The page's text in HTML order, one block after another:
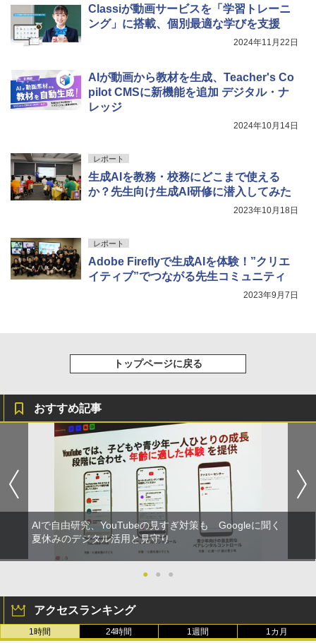
￥849
￥4,722
Classiが動画サービスを「学習トレーニ
ング」に搭載、個別最適な学びを支援
2024年11月22日
AIが動画から教材を生成、Teacher's Co
pilot CMSに新機能を追加 デジタル・ナ
レッジ
2024年10月14日
レポート
生成AIを教務・校務にどこまで使える
か？先生向け生成AI研修に潜入してみた
2023年10月18日
レポート
Adobe Fireflyで生成AIを体験！”クリエ
イティブ”でつながる先生コミュニティ
2023年9月7日
トップページに戻る
おすすめ記事
AIで自由研究、YouTubeの見すぎ対策も Googleに聞く
夏休みのデジタル活用と見守り
● ● ●
アクセスランキング
1時間 24時間 1週間 1カ月